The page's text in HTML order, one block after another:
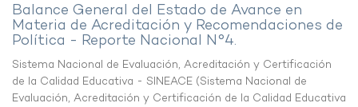
Balance General del Estado de Avance en
Materia de Acreditación y Recomendaciones de
Política - Reporte Nacional N°4.
Sistema Nacional de Evaluación, Acreditación y Certificación
de la Calidad Educativa - SINEACE (Sistema Nacional de
Evaluación, Acreditación y Certificación de la Calidad Educativa